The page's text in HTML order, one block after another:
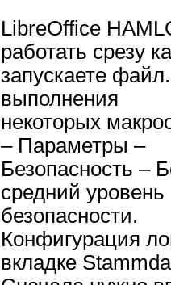
LibreOffice
работать срезу
запускаете
выполнения
некоторых
– Параметры –
Безопасность –
средний уровень
безопасности.
Конфигурация
вкладке